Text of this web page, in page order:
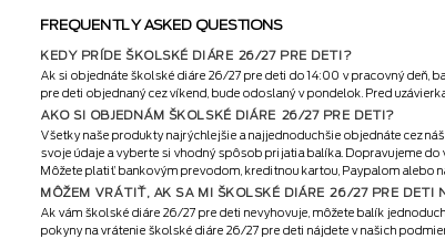
FREQUENTLY ASKED QUESTIONS
KEDY PRÍDE ŠKOLSKÉ DIÁRE 26/27 PRE DETI?
Ak si objednáte školské diáre 26/27 pre deti do 14:00 v pracovný deň,
pre deti objednaný cez víkend, bude odoslaný v pondelok. Pred
AKO SI OBJEDNÁM ŠKOLSKÉ DIÁRE 26/27 PRE DETI?
Všetky naše produkty najrýchlejšie a najjednoduchšie objednáte cez
svoje údaje a vyberte si vhodný spôsob prijatia balíka. Dopravujeme
Môžete platiť bankovým prevodom, kreditnou kartou, Paypalom alebo
MÔŽEM VRÁTIŤ, AK SA MI ŠKOLSKÉ DIÁRE 26/27 PRE DETI
Ak vám školské diáre 26/27 pre deti nevyhovuje, môžete balík
pokyny na vrátenie školské diáre 26/27 pre deti nájdete v našich